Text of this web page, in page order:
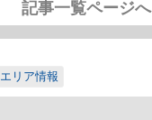
記事一覧ページへ
エリア情報